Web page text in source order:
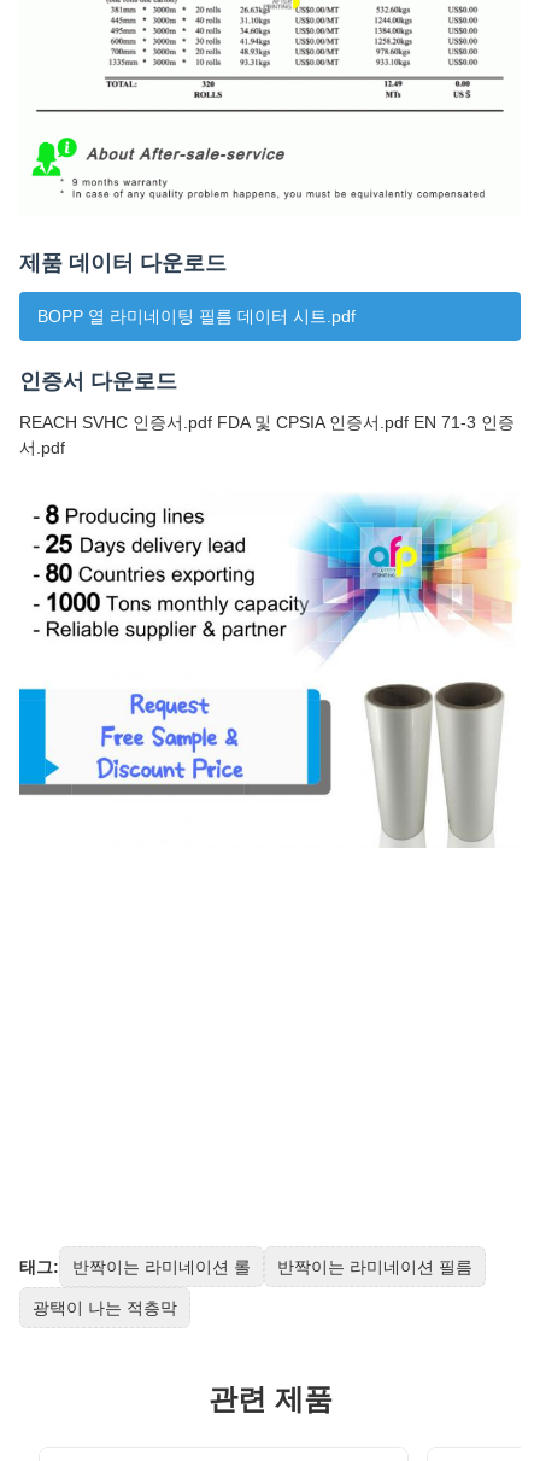
제품 데이터 다운로드
BOPP 열 라미네이팅 필름 데이터 시트.pdf
인증서 다운로드
REACH SVHC 인증서.pdf FDA 및 CPSIA 인증서.pdf EN 71-3 인증
서.pdf
태그: 반짝이는 라미네이션 롤 반짝이는 라미네이션 필름
광택이 나는 적층막
관련 제품